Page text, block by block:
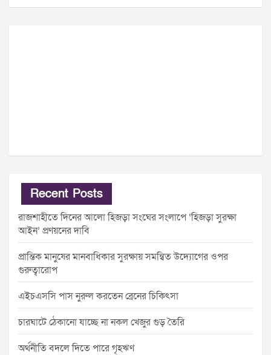
Recent Posts
রাজশাহীতে দিনের আলো হিজড়া সংঘের সংলাপে ‘হিজড়া সুরক্ষা
আইন’ প্রণয়নের দাবি
প্রান্তিক মানুষের মানবাধিকার সুরক্ষায় সমন্বিত উদ্যোগের ওপর
গুরুত্বারোপ
এইচএসসি পাস নুরুল করতেন ব্রেনের চিকিৎসা
চারঘাটে ঠেকানো যাচ্ছে না নকল খেজুর গুড় তৈরি
অর্থনীতি বদলে দিতে পারে গৃহঋণ